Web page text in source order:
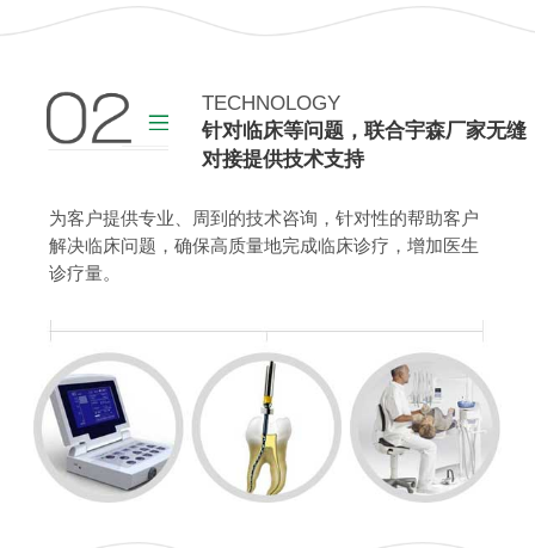
查看更多
TECHNOLOGY
针对临床等问题，联合宇森厂家无缝
对接提供技术支持
为客户提供专业、周到的技术咨询，针对性的帮助客户
解决临床问题，确保高质量地完成临床诊疗，增加医生
诊疗量。